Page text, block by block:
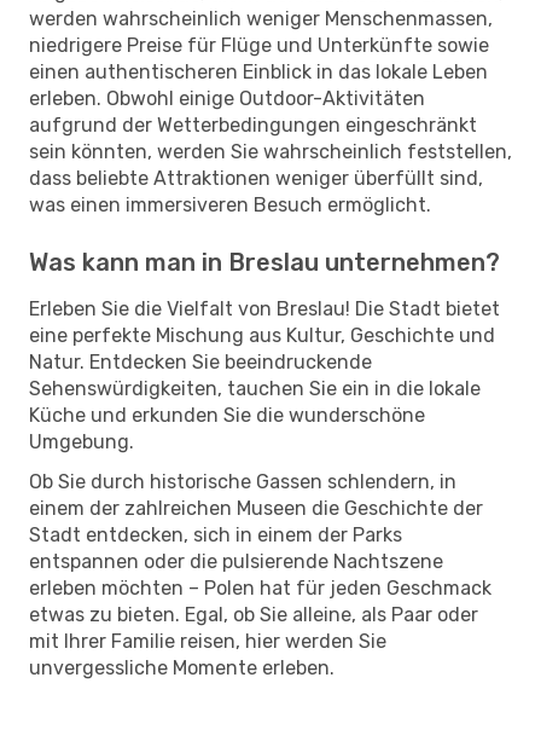
werden wahrscheinlich weniger Menschenmassen,
niedrigere Preise für Flüge und Unterkünfte sowie
einen authentischeren Einblick in das lokale Leben
erleben. Obwohl einige Outdoor-Aktivitäten
aufgrund der Wetterbedingungen eingeschränkt
sein könnten, werden Sie wahrscheinlich feststellen,
dass beliebte Attraktionen weniger überfüllt sind,
was einen immersiveren Besuch ermöglicht.
Was kann man in Breslau unternehmen?
Erleben Sie die Vielfalt von Breslau! Die Stadt bietet
eine perfekte Mischung aus Kultur, Geschichte und
Natur. Entdecken Sie beeindruckende
Sehenswürdigkeiten, tauchen Sie ein in die lokale
Küche und erkunden Sie die wunderschöne
Umgebung.
Ob Sie durch historische Gassen schlendern, in
einem der zahlreichen Museen die Geschichte der
Stadt entdecken, sich in einem der Parks
entspannen oder die pulsierende Nachtszene
erleben möchten – Polen hat für jeden Geschmack
etwas zu bieten. Egal, ob Sie alleine, als Paar oder
mit Ihrer Familie reisen, hier werden Sie
unvergessliche Momente erleben.